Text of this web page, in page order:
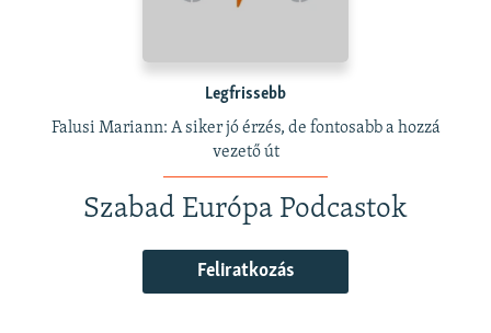
Legfrissebb
Falusi Mariann: A siker jó érzés, de fontosabb a hozzá
vezető út
Szabad Európa Podcastok
Feliratkozás